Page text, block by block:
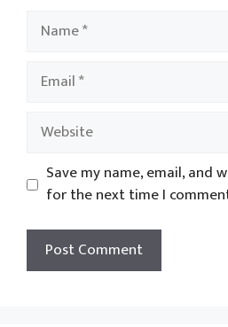
Name
Email
Website
Save my name, email, and
for the next time I